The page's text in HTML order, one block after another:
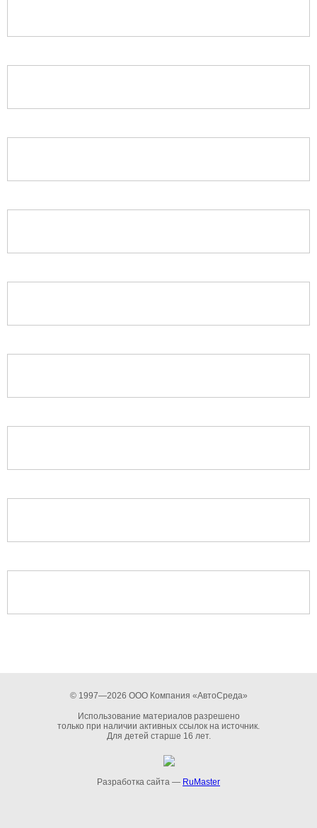
© 1997—2026 ООО Компания «АвтоСреда»
Использование материалов разрешено
только при наличии активных ссылок на источник.
Для детей старше 16 лет.
Разработка сайта — RuMaster